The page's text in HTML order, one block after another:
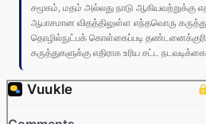
சமூகம், மதம் அல்லது நாடு ஆகியவற்றுக்கு
ஆபாசமான விதத்திலுள்ள எந்தவொரு
தொழில்நுட்பக் கொள்கைப்படி
கருத்துகளுக்கு எதிராக உரிய சட்ட